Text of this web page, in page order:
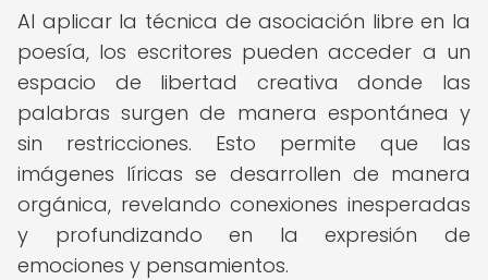
Al aplicar la técnica de asociación libre en la
poesía, los escritores pueden acceder a un
espacio de libertad creativa donde las
palabras surgen de manera espontánea y
sin restricciones. Esto permite que las
imágenes líricas se desarrollen de manera
orgánica, revelando conexiones inesperadas
y profundizando en la expresión de
emociones y pensamientos.